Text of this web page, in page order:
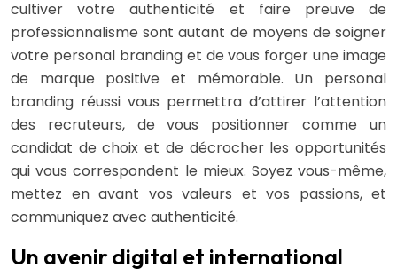
cultiver votre authenticité et faire preuve de
professionnalisme sont autant de moyens de soigner
votre personal branding et de vous forger une image
de marque positive et mémorable. Un personal
branding réussi vous permettra d’attirer l’attention
des recruteurs, de vous positionner comme un
candidat de choix et de décrocher les opportunités
qui vous correspondent le mieux. Soyez vous-même,
mettez en avant vos valeurs et vos passions, et
communiquez avec authenticité.
Un avenir digital et international